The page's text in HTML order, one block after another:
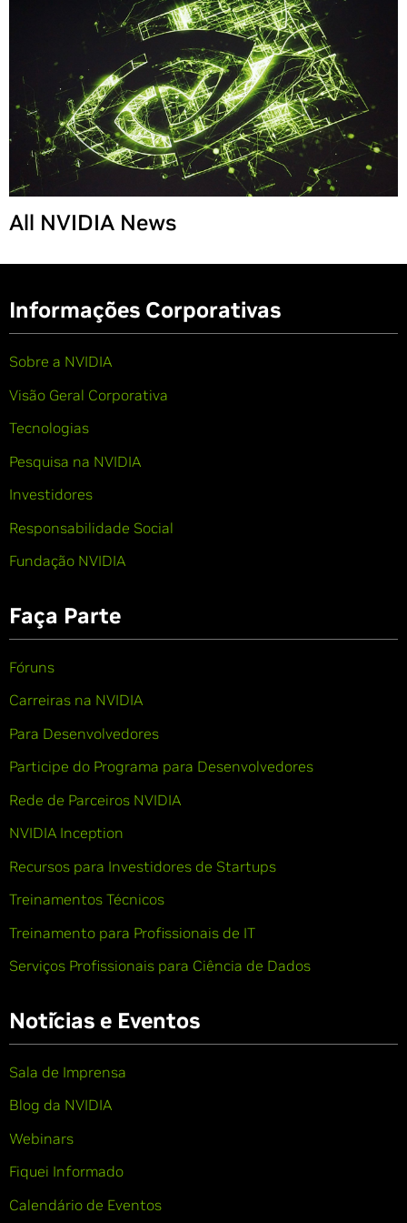
All NVIDIA News
Informações Corporativas
Sobre a NVIDIA
Visão Geral Corporativa
Tecnologias
Pesquisa na NVIDIA
Investidores
Responsabilidade Social
Fundação NVIDIA
Faça Parte
Fóruns
Carreiras na NVIDIA
Para Desenvolvedores
Participe do Programa para Desenvolvedores
Rede de Parceiros NVIDIA
NVIDIA Inception
Recursos para Investidores de Startups
Treinamentos Técnicos
Treinamento para Profissionais de IT
Serviços Profissionais para Ciência de Dados
Notícias e Eventos
Sala de Imprensa
Blog da NVIDIA
Webinars
Fiquei Informado
Calendário de Eventos